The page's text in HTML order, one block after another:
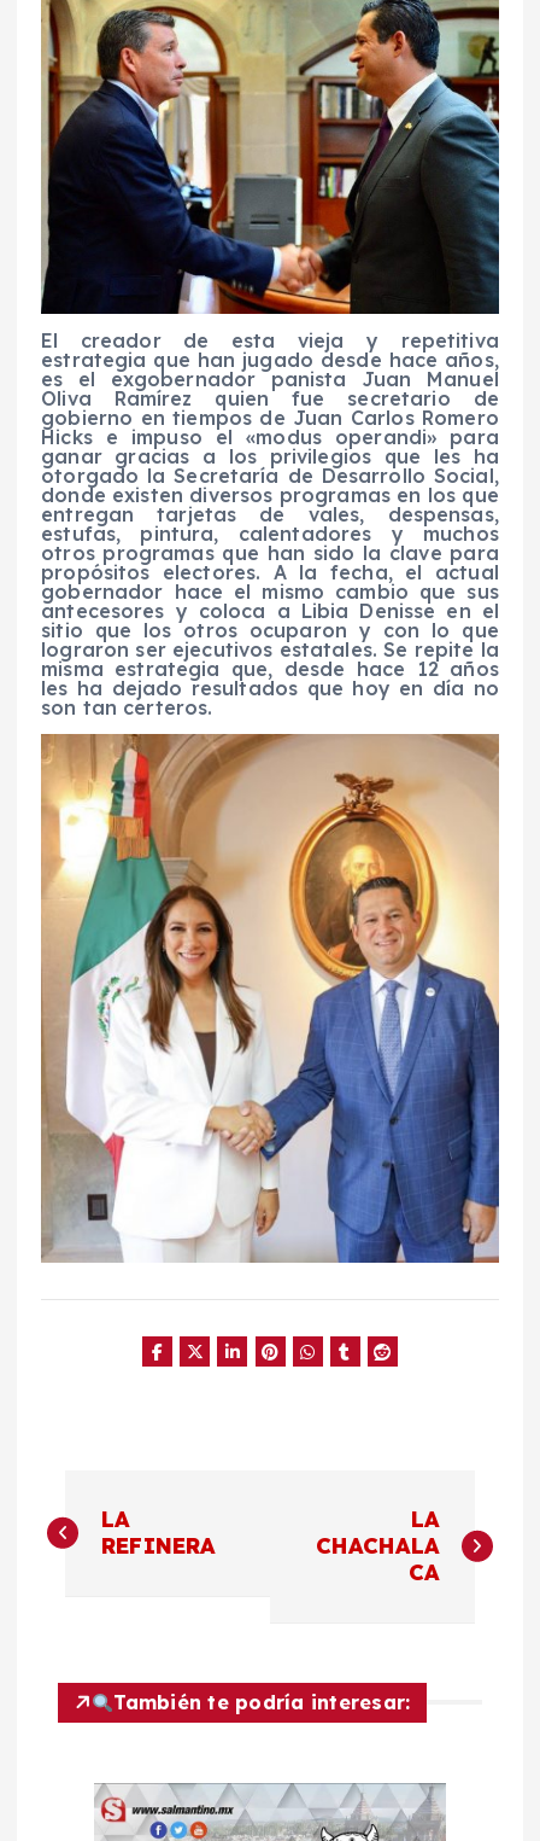
El creador de esta vieja y repetitiva
estrategia que han jugado desde hace años,
es el exgobernador panista Juan Manuel
Oliva Ramírez quien fue secretario de
gobierno en tiempos de Juan Carlos Romero
Hicks e impuso el «modus operandi» para
ganar gracias a los privilegios que les ha
otorgado la Secretaría de Desarrollo Social,
donde existen diversos programas en los que
entregan tarjetas de vales, despensas,
estufas, pintura, calentadores y muchos
otros programas que han sido la clave para
propósitos electores. A la fecha, el actual
gobernador hace el mismo cambio que sus
antecesores y coloca a Libia Denisse en el
sitio que los otros ocuparon y con lo que
lograron ser ejecutivos estatales. Se repite la
misma estrategia que, desde hace 12 años
les ha dejado resultados que hoy en día no
son tan certeros.
a
e
g
LA
REFINERA
LA
CHACHALA
CA
También te podría interesar: